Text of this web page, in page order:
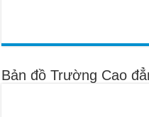
Bản đồ Trường Cao